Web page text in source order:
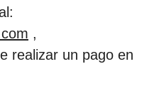
,
realizar un pago en